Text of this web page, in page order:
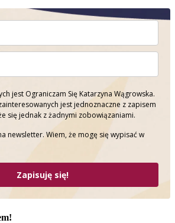
jest Ograniczam Się Katarzyna Wągrowska.
jest jednoznaczne z zapisem
się jednak z żadnymi zobowiązaniami.
newsletter. Wiem, że mogę się wypisać w
Zapisuję się!